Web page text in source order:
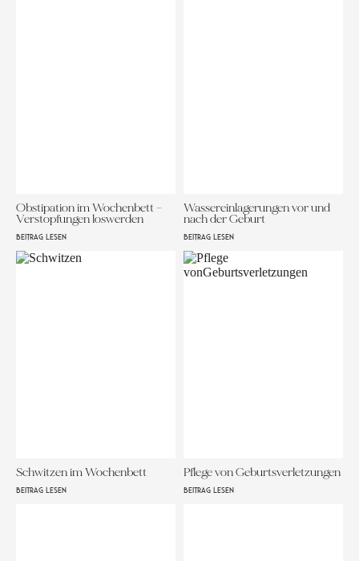
Obstipation im Wochenbett –
Verstopfungen loswerden
BEITRAG LESEN
Wassereinlagerungen vor und
nach der Geburt
BEITRAG LESEN
Schwitzen im Wochenbett
BEITRAG LESEN
Pflege von Geburtsverletzungen
BEITRAG LESEN